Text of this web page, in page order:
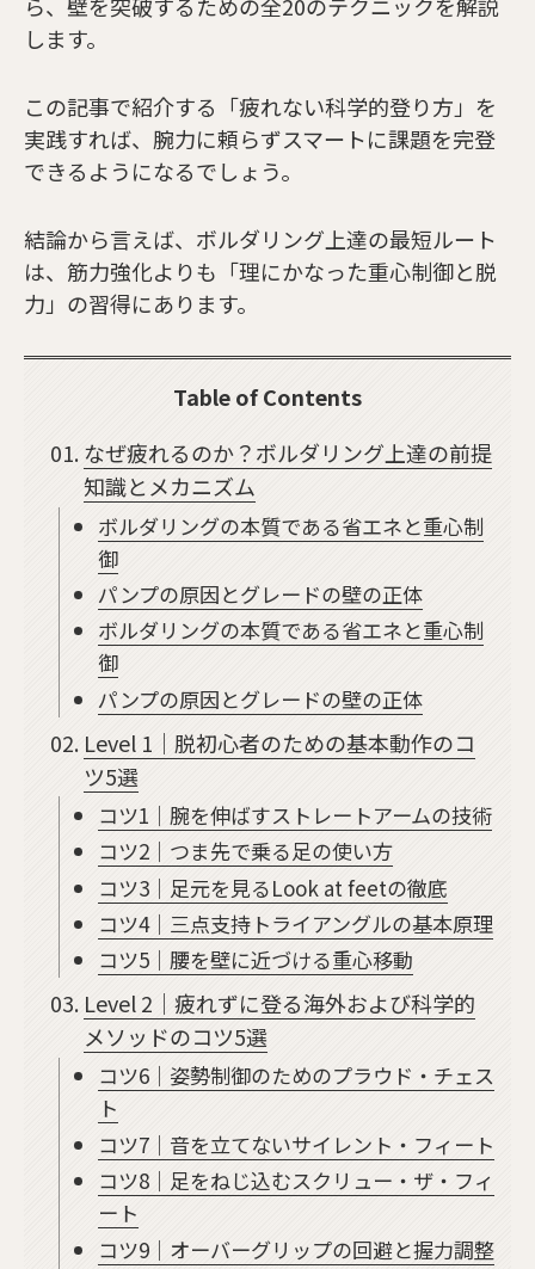
します。
この記事で紹介する「疲れない科学的登り方」を
実践すれば、腕力に頼らずスマートに課題を完登
できるようになるでしょう。
結論から言えば、ボルダリング上達の最短ルート
は、筋力強化よりも「理にかなった重心制御と脱
力」の習得にあります。
Table of Contents
なぜ疲れるのか？ボルダリング上達の前提
知識とメカニズム
ボルダリングの本質である省エネと重心制
御
パンプの原因とグレードの壁の正体
ボルダリングの本質である省エネと重心制
御
パンプの原因とグレードの壁の正体
Level 1｜脱初心者のための基本動作のコ
ツ5選
コツ1｜腕を伸ばすストレートアームの技術
コツ2｜つま先で乗る足の使い方
コツ3｜足元を見るLook at feetの徹底
コツ4｜三点支持トライアングルの基本原理
コツ5｜腰を壁に近づける重心移動
Level 2｜疲れずに登る海外および科学的
メソッドのコツ5選
コツ6｜姿勢制御のためのプラウド・チェス
ト
コツ7｜音を立てないサイレント・フィート
コツ8｜足をねじ込むスクリュー・ザ・フィ
ート
コツ9｜オーバーグリップの回避と握力調整